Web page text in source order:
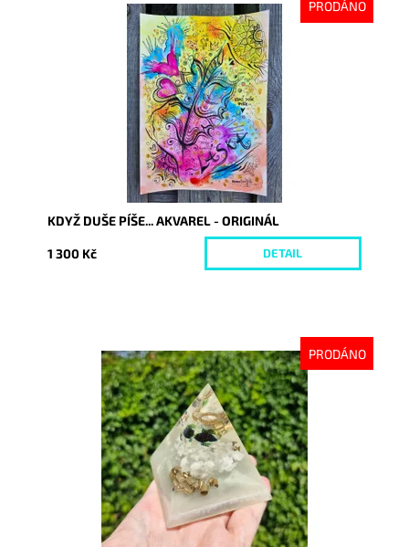
PRODÁNO
Vyprodáno
9376
KDYŽ DUŠE PÍŠE... AKVAREL - ORIGINÁL
1 300 Kč DETAIL
PRODÁNO
Dostupnost:
Vyprodáno
9379